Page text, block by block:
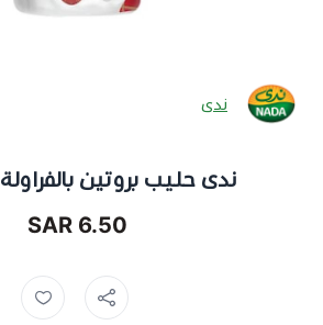
ندى
ندى حليب بروتين بالفراولة 320 مل
6.50 SAR